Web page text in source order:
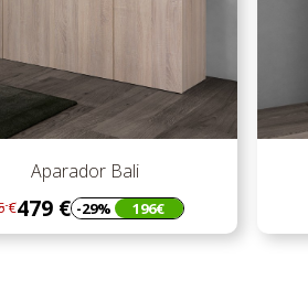
Aparador Bali
€479 € -29% 196€